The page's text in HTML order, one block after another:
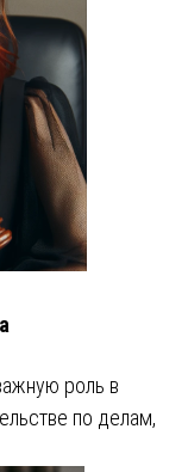
роль в
по делам,